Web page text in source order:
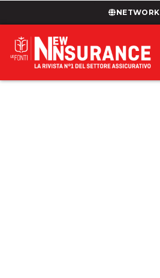
NETWORK